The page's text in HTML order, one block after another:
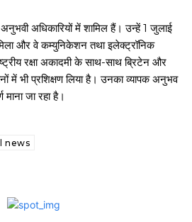
अधिकारियों में शामिल हैं। उन्हें 1 जुलाई
और वे कम्युनिकेशन तथा इलेक्ट्रॉनिक
रक्षा अकादमी के साथ-साथ ब्रिटेन और
में भी प्रशिक्षण लिया है। उनका व्यापक अनुभव
माना जा रहा है।
news